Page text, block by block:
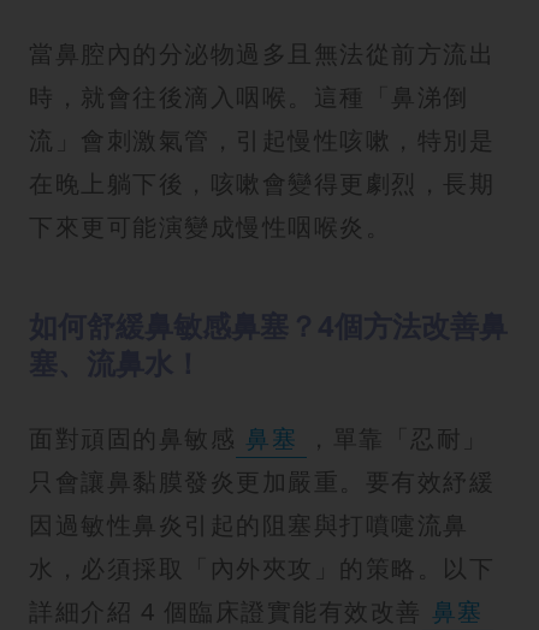
當鼻腔內的分泌物過多且無法從前方流出
時，就會往後滴入咽喉。這種「鼻涕倒
流」會刺激氣管，引起慢性咳嗽，特別是
在晚上躺下後，咳嗽會變得更劇烈，長期
下來更可能演變成慢性咽喉炎。
面對頑固的鼻敏感 鼻塞
，單靠「忍耐」
只會讓鼻黏膜發炎更加嚴重。要有效紓緩
因過敏性鼻炎引起的阻塞與打噴嚏流鼻
水，必須採取「內外夾攻」的策略。以下
詳細介紹 4 個臨床證實能有效改善 鼻塞